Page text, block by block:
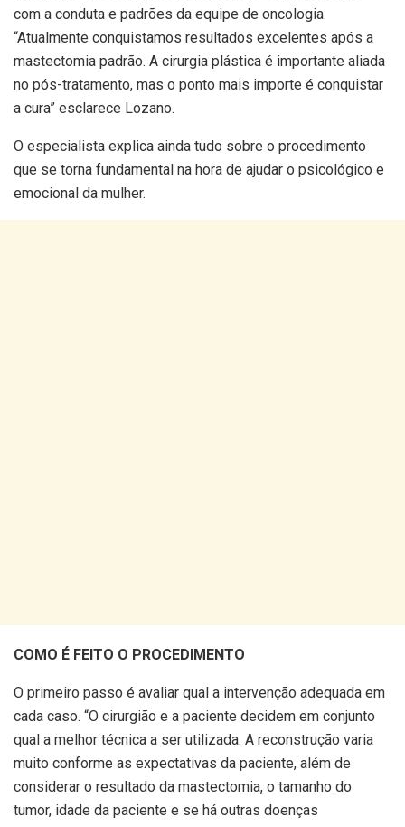
com a conduta e padrões da equipe de oncologia.
“Atualmente conquistamos resultados excelentes após a
mastectomia padrão. A cirurgia plástica é importante aliada
no pós-tratamento, mas o ponto mais importe é conquistar
a cura” esclarece Lozano.
O especialista explica ainda tudo sobre o procedimento
que se torna fundamental na hora de ajudar o psicológico e
emocional da mulher.
COMO É FEITO O PROCEDIMENTO
O primeiro passo é avaliar qual a intervenção adequada em
cada caso. “O cirurgião e a paciente decidem em conjunto
qual a melhor técnica a ser utilizada. A reconstrução varia
muito conforme as expectativas da paciente, além de
considerar o resultado da mastectomia, o tamanho do
tumor, idade da paciente e se há outras doenças